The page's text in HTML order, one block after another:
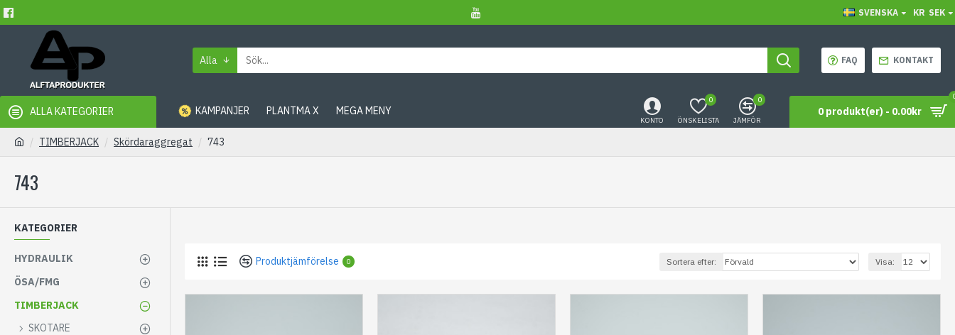
SVENSKA KR SEK
Alla FAQ KONTAKT
ALLA KATEGORIER KAMPANJER PLANTMA X MEGA MENY
KONTO ÖNSKELISTA
0
JÄMFÖR
0
0 produkt(er) - 0.00kr
TIMBERJACK Skördaraggregat 743
743
KATEGORIER
HYDRAULIK
ÖSA/FMG
TIMBERJACK
SKOTARE
Produktjämförelse 0 Sortera efter: Visa: